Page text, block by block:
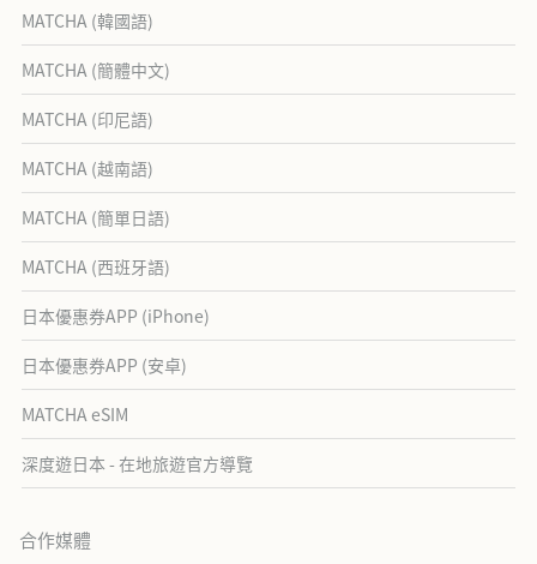
MATCHA (韓國語)
MATCHA (簡體中文)
MATCHA (印尼語)
MATCHA (越南語)
MATCHA (簡單日語)
MATCHA (西班牙語)
日本優惠券APP (iPhone)
日本優惠券APP (安卓)
MATCHA eSIM
深度遊日本 - 在地旅遊官方導覽
合作媒體